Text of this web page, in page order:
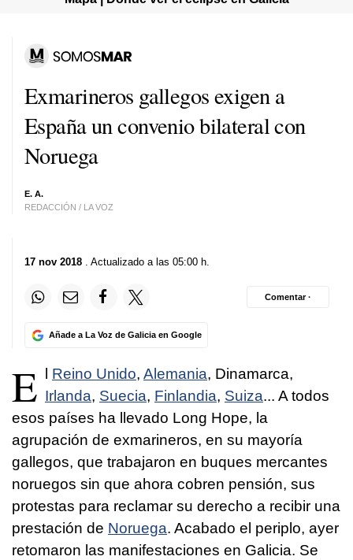
Exmarineros gallegos exigen a
España un convenio bilateral con
Noruega
E. A.
REDACCIÓN / LA VOZ
17 nov 2018 . Actualizado a las 05:00 h.
Añade a La Voz de Galicia en Google
Comentar ·
E Reino Unido, Alemania, Dinamarca,
Irlanda, Suecia, Finlandia, Suiza... A todos
esos países ha llevado Long Hope, la
agrupación de exmarineros, en su mayoría
gallegos, que trabajaron en buques mercantes
noruegos sin que ahora cobren pensión, sus
protestas para reclamar su derecho a recibir una
prestación de Noruega. Acabado el periplo, ayer
retomaron las manifestaciones en Galicia. Se